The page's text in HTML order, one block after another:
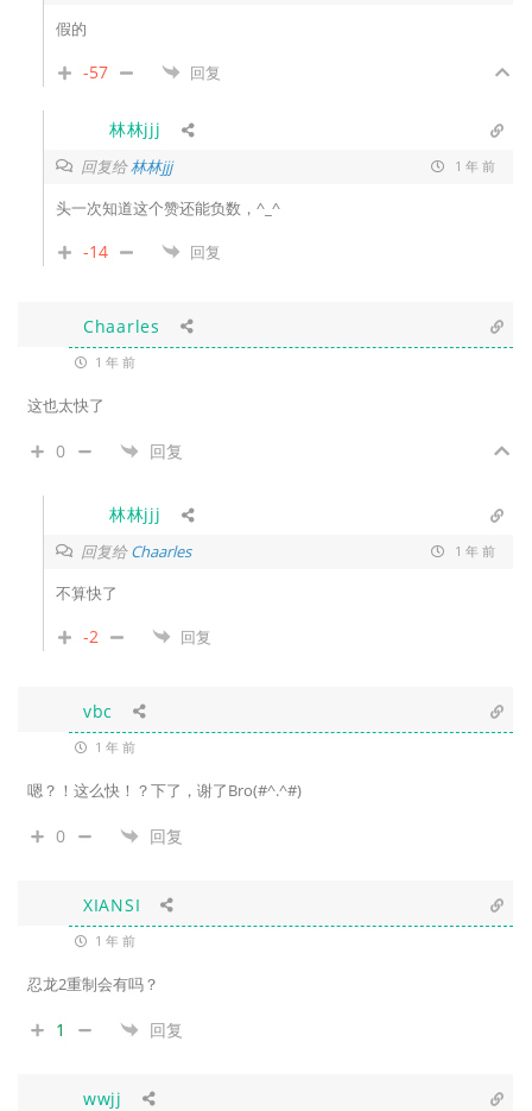
假的
-57 回复
林林jjj
回复给林林jjj 1 年 前
头一次知道这个赞还能负数，^_^
-14 回复
Chaarles
1 年 前
这也太快了
0 回复
林林jjj
回复给Chaarles 1 年 前
不算快了
-2 回复
vbc
1 年 前
嗯？！这么快！？下了，谢了Bro(#^.^#)
0 回复
XIANSI
1 年 前
忍龙2重制会有吗？
1 回复
wwjj